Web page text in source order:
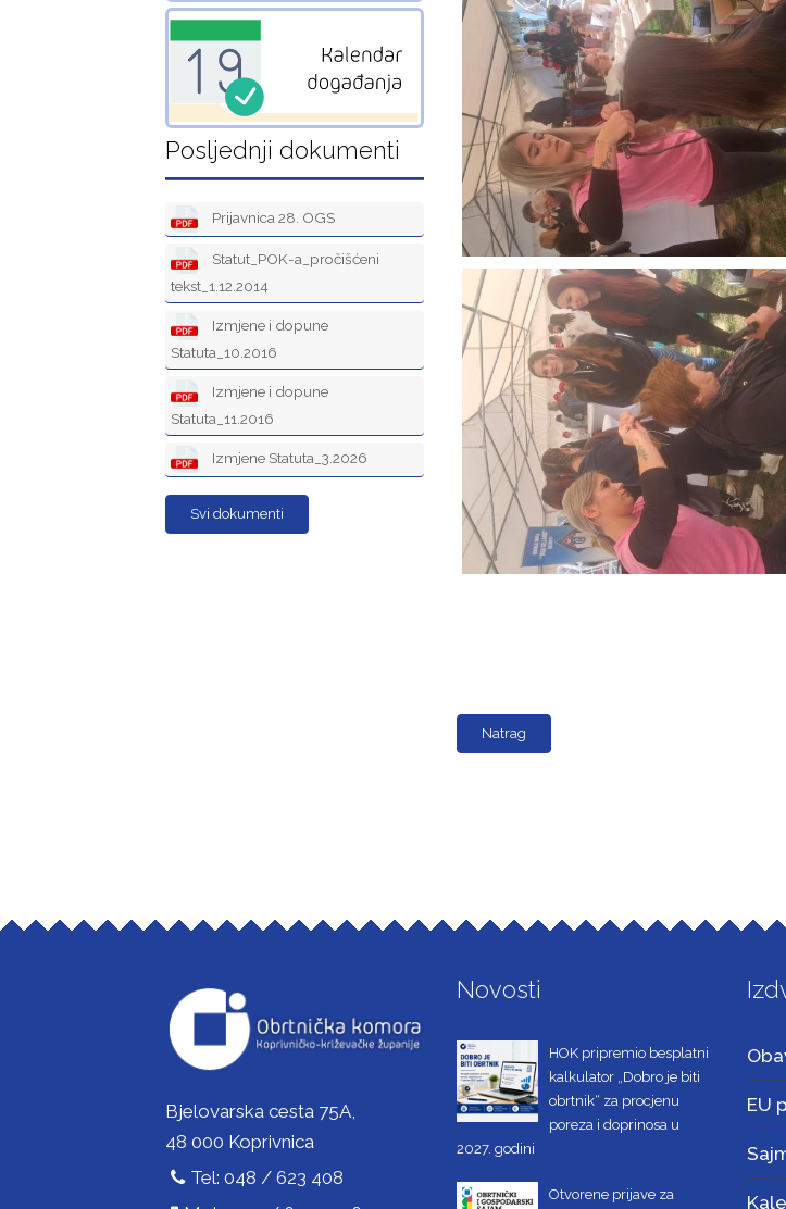
Natrag
Posljednji dokumenti
Prijavnica 28. OGS
Statut_POK-a_pročišćeni
tekst_1.12.2014
Izmjene i dopune
Statuta_10.2016
Izmjene i dopune
Statuta_11.2016
Izmjene Statuta_3.2026
Svi dokumenti
Bjelovarska cesta 75A,
48 000 Koprivnica
Tel: 048 / 623 408
Novosti
HOK pripremio besplatni
kalkulator „Dobro je biti
obrtnik“ za procjenu
poreza i doprinosa u
2027. godini
Otvorene prijave za
EU